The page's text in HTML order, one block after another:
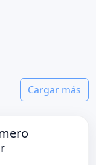
Cargar más